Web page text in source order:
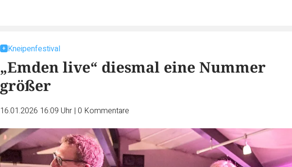
Kneipenfestival
„Emden live“ diesmal eine Nummer
größer
16.01.2026 16:09 Uhr | 0 Kommentare